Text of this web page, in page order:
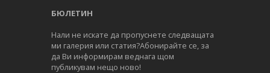
БЮЛЕТИН
Нали не искате да пропуснете следващата
ми галерия или статия?Абонирайте се, за
да Ви информирам веднага щом
публикувам нещо ново!